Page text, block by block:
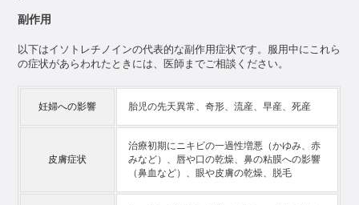
であり、診療等の業務に従事する者をいいます。
5. 本規約は本サービスの提供およびその利用に関し、当社および
「利用者」「登録医療機関等」に適用されるものとします。
1. 利用者登録手続は、本サービスの利用にあたり、本サイトの定め
を希望する利用者本人が行うものとし、代理による登録は一切認め
られません。本規約に同意の上、所定の利用者登録をされたお客様
は、所定の登録手続完了後に利用者としての資格を有します。利用
者登録は日本国内に住所を有する方に限るものとします。
副作用
以下はイソトレチノインの代表的な副作用症状です。服用中にこれら
の症状があらわれたときには、医師までご相談ください。
妊婦への影響 胎児の先天異常、奇形、流産、早産、死産
皮膚症状
治療初期にニキビの一過性増悪（かゆみ、赤
みなど）、唇や口の乾燥、鼻の粘膜への影響
（鼻血など）、眼や皮膚の乾燥、脱毛